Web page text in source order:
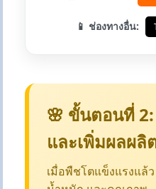
📱 ช่องทางอื่น:
🌸 ขั้นตอนที่ 2:
และเพิ่มผลผลิ
เมื่อพืชโตแข็งแรงแล้